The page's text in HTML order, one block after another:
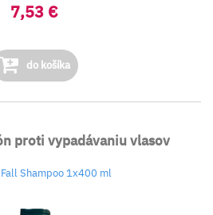
7,53 €
do košíka
proti vypadávaniu vlasov
Shampoo 1x400 ml